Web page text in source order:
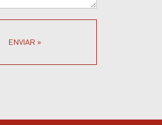
ENVIAR »